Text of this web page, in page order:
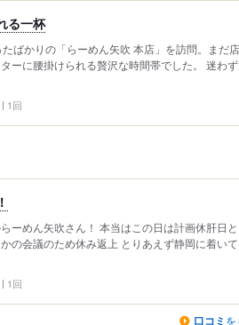
る一杯
ばかりの「らーめん矢吹 本店」を訪問。まだ
ーに腰掛けられる贅沢な時間帯でした。 迷わ
1回
ーめん矢吹さん！ 本当はこの日は計画休肝日と
の会議のため休み返上 とりあえず静岡に着いて
1回
口コミ